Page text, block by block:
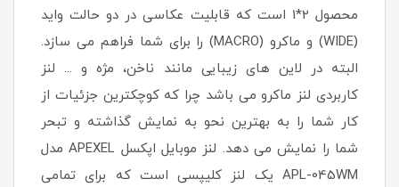
محصول 2*1 است که قابلیت عکاسی در دو حالت واید
(WIDE) و ماکرو (MACRO) را برای شما فراهم می سازد.
البته در لاین های زیبایی مانند ناخن، مژه و ... لنز
کاربردی لنز ماکرو می باشد چرا که کوچکترین جزئیات از
کار شما را به بهترین نحو به نمایش گذاشته و تبحر
شما را نمایش می دهد. لنز موبایل اپکسل APEXEL مدل
APL-045WM یک لنز کلیپسی است که برای تمامی